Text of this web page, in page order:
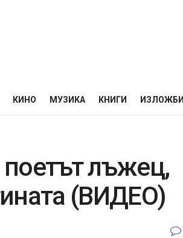
КИНО МУЗИКА КНИГИ ИЗЛОЖБИ
поетът лъжец,
(ВИДЕО)